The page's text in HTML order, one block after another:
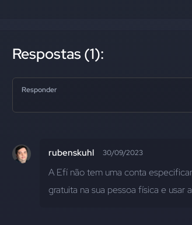
Respostas (1):
Responder
rubenskuhl 30/09/2023
A Efí não tem uma conta
gratuita na sua pessoa física e usar